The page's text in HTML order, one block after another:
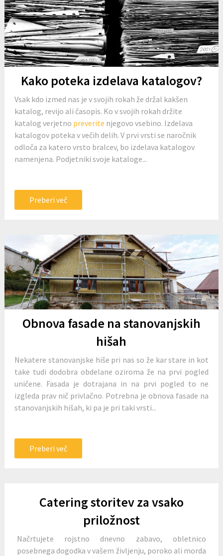
Kako poteka izdelava katalogov?
Vsak kdo izmed nas je v svojih rokah že držal kakšen
katalog, revijo ali časopis. Ko v svojih rokah držite
katalog verjetno preverite njegovo vsebino. Izdelava
katalogov poteka v večih delih. V prvi vrsti se naročnik
odloča za katero vrsto bralcev, bo izdelava katalogov
namenjena. Podjetniki svoje kataloge...
Preberi več
Obnova fasade na stanovanjskih
hišah
Nekatere stanovanjske hiše pri nas so že kar stare in kot
take tudi dodobra obdelane oziroma že na prvi pogled
uničene. Fasada je dotrajana in na prvi pogled to ne
izgleda prav nič privlačno. Potrebna je obnova fasade na
stanovanjskih hišah, ki pa je pri taki vrsti...
Preberi več
Catering storitev za vsako
priložnost
Načrtujete rojstno dnevno zabavo, obletnico
posebnega dogodka v vašem življenju, poroko ali morda